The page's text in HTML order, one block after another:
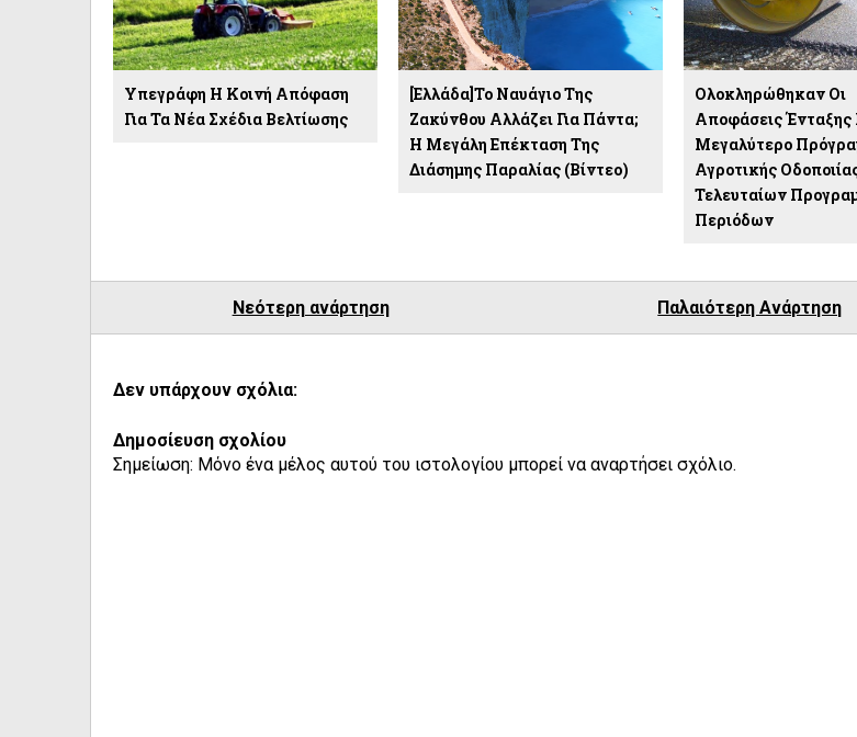
Υπεγράφη Η Κοινή Απόφαση
Για Τα Νέα Σχέδια Βελτίωσης
[Ελλάδα]Το Ναυάγιο Της
Ζακύνθου Αλλάζει Για Πάντα;
Η Μεγάλη Επέκταση Της
Διάσημης Παραλίας (βίντεο)
Ολοκληρώθηκαν Οι
Αποφάσεις Ένταξης
Μεγαλύτερο
Αγροτικής
Τελευταίων
Περιόδων
Νεότερη ανάρτηση Παλαιότερη Ανάρτηση
Δεν υπάρχουν σχόλια:
Δημοσίευση σχολίου
Σημείωση: Μόνο ένα μέλος αυτού του ιστολογίου μπορεί να αναρτήσει σχόλιο.